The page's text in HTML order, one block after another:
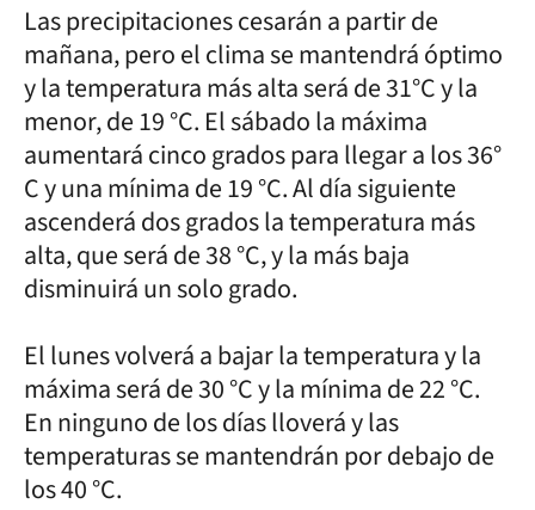
Las precipitaciones cesarán a partir de
mañana, pero el clima se mantendrá óptimo
y la temperatura más alta será de 31°C y la
menor, de 19 °C. El sábado la máxima
aumentará cinco grados para llegar a los 36°
C y una mínima de 19 °C. Al día siguiente
ascenderá dos grados la temperatura más
alta, que será de 38 °C, y la más baja
disminuirá un solo grado.
El lunes volverá a bajar la temperatura y la
máxima será de 30 °C y la mínima de 22 °C.
En ninguno de los días lloverá y las
temperaturas se mantendrán por debajo de
los 40 °C.